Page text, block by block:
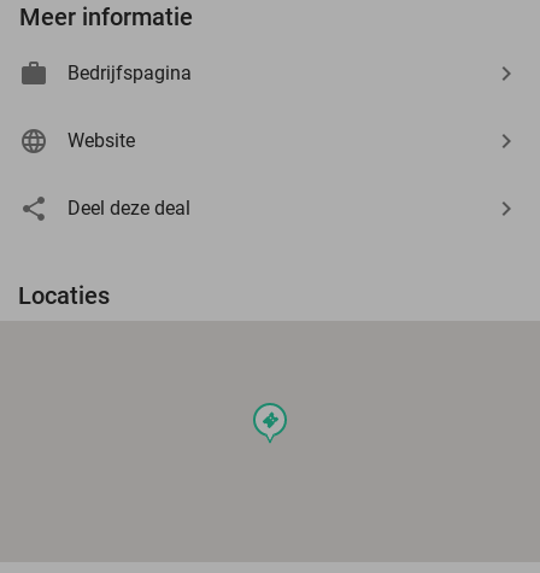
Meer informatie
Bedrijfspagina
Website
Deel deze deal
Locaties
events